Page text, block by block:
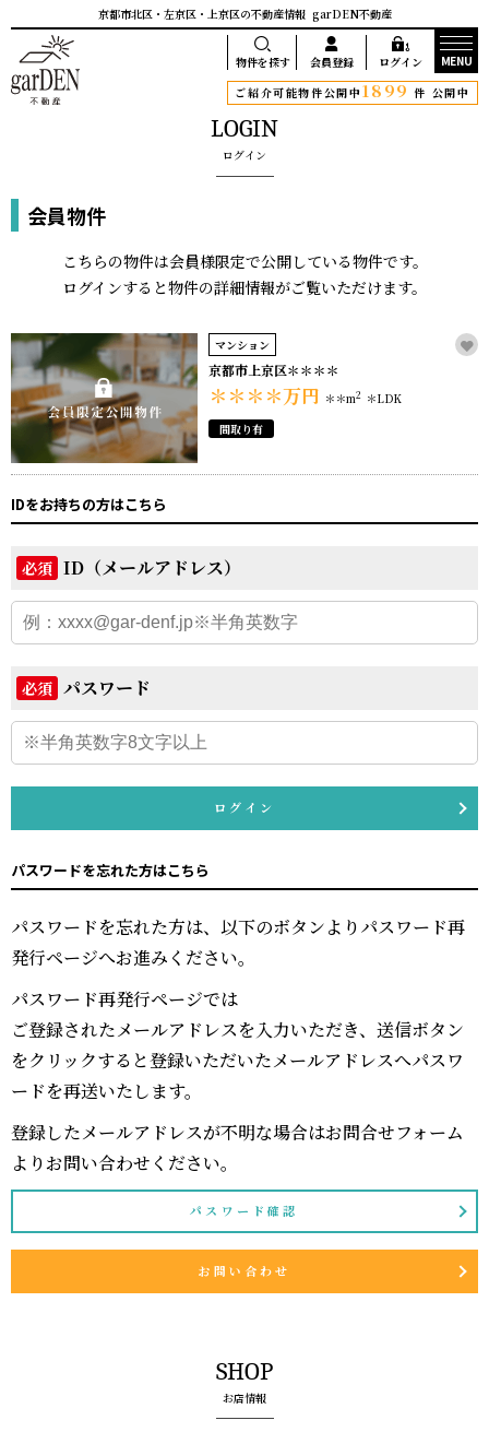
京都市北区・左京区・上京区の不動産情報 garDEN不動産
物件を探す 会員登録 ログイン
MENU
ご紹介可能物件公開中1899 件 公開中
LOGIN
ログイン
会員物件
こちらの物件は会員様限定で公開している物件です。
ログインすると物件の詳細情報がご覧いただけます。
マンション
京都市上京区＊＊＊＊
＊＊＊＊万円 ＊＊m2 ＊LDK
間取り有
IDをお持ちの方はこちら
必須 ID（メールアドレス）
必須 パスワード
ログイン
パスワードを忘れた方はこちら
パスワードを忘れた方は、以下のボタンよりパスワード再
発行ページへお進みください。
パスワード再発行ページでは
ご登録されたメールアドレスを入力いただき、送信ボタン
をクリックすると登録いただいたメールアドレスへパスワ
ードを再送いたします。
登録したメールアドレスが不明な場合はお問合せフォーム
よりお問い合わせください。
パスワード確認
お問い合わせ
SHOP
お店情報